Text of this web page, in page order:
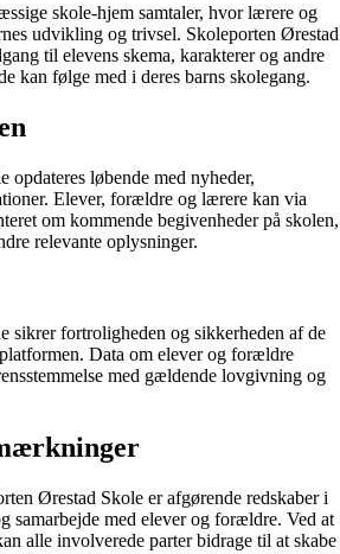
skole-hjem samtaler, hvor lærere og
udvikling og trivsel. Skoleporten Ørestad
til elevens skema, karakterer og andre
kan følge med i deres barns skolegang.
opdateres løbende med nyheder,
Elever, forældre og lærere kan via
om kommende begivenheder på skolen,
relevante oplysninger.
sikrer fortroligheden og sikkerheden af de
Data om elever og forældre
med gældende lovgivning og
Ørestad Skole er afgørende redskaber i
samarbejde med elever og forældre. Ved at
alle involverede parter bidrage til at skabe